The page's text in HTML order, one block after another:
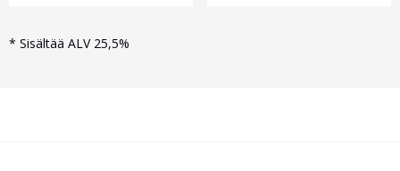
* Sisältää ALV 25,5%